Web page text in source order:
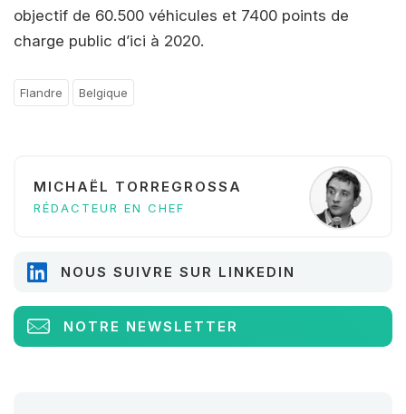
objectif de 60.500 véhicules et 7400 points de
charge public d’ici à 2020.
Flandre Belgique
MICHAËL TORREGROSSA
RÉDACTEUR EN CHEF
NOUS SUIVRE SUR LINKEDIN
NOTRE NEWSLETTER